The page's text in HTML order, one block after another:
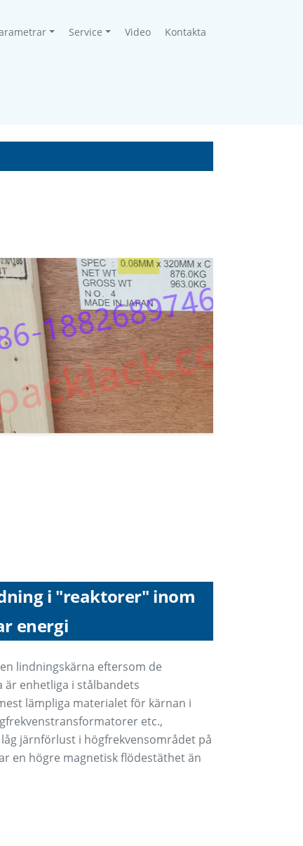
Service Video Kontakta
i "reaktorer" inom
energi
lindningskärna eftersom de
är enhetliga i stålbandets
lämpliga materialet för kärnan i
etc.,
järnförlust i högfrekvensområdet på
en högre magnetisk flödestäthet än